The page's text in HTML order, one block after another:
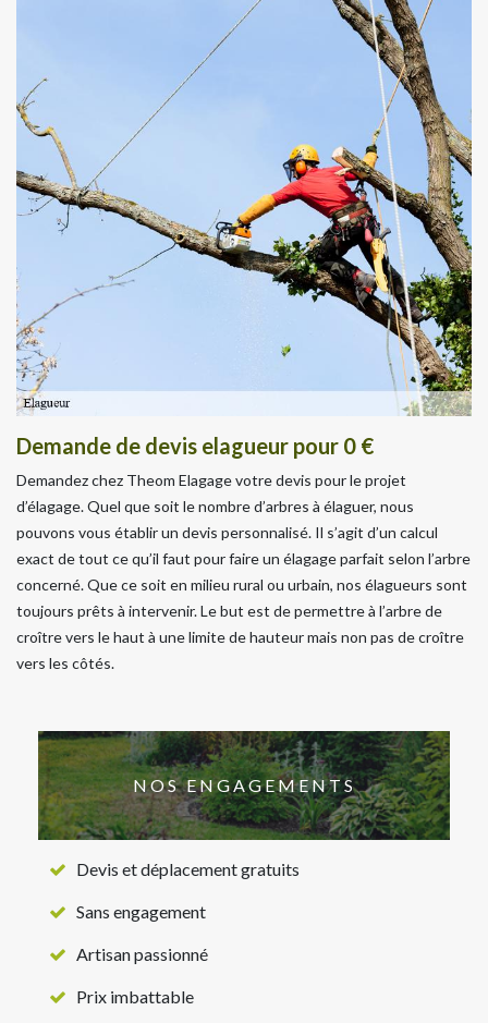
Demande de devis elagueur pour 0 €
Demandez chez Theom Elagage votre devis pour le projet
d’élagage. Quel que soit le nombre d’arbres à élaguer, nous
pouvons vous établir un devis personnalisé. Il s’agit d’un calcul
exact de tout ce qu’il faut pour faire un élagage parfait selon l’arbre
concerné. Que ce soit en milieu rural ou urbain, nos élagueurs sont
toujours prêts à intervenir. Le but est de permettre à l’arbre de
croître vers le haut à une limite de hauteur mais non pas de croître
vers les côtés.
NOS ENGAGEMENTS
Devis et déplacement gratuits
Sans engagement
Artisan passionné
Prix imbattable